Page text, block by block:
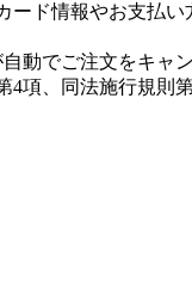
ド情報やお支払
動でご注文をキャ
項、同法施行規則